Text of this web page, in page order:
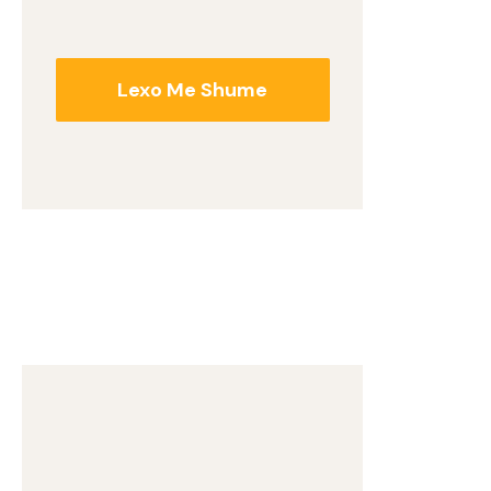
Lexo Me Shume